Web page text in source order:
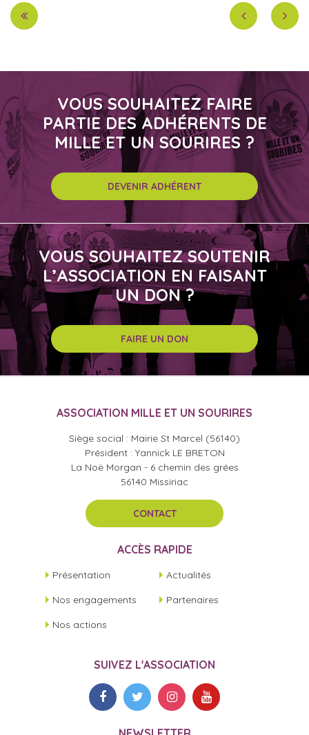
VOUS SOUHAITEZ FAIRE
PARTIE DES ADHÉRENTS DE
MILLE ET UN SOURIRES ?
DEVENIR ADHÉRENT
VOUS SOUHAITEZ SOUTENIR
L’ASSOCIATION EN FAISANT
UN DON ?
FAIRE UN DON
ASSOCIATION MILLE ET UN SOURIRES
Siège social : Mairie St Marcel (56140)
Président : Yannick LE BRETON
La Noë Morgan - 6 chemin des grées
56140 Missiriac
CONTACT
ACCÈS RAPIDE
Présentation
Actualités
Nos engagements
Partenaires
Nos actions
SUIVEZ L'ASSOCIATION